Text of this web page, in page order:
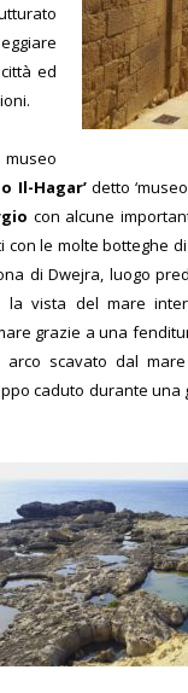
giare
ed
Il-Hagar’detto
con alcune
con le molte botteghe
di Dwejra, luogo
la vista del mare
grazie a una
scavato dal mare
caduto durante una